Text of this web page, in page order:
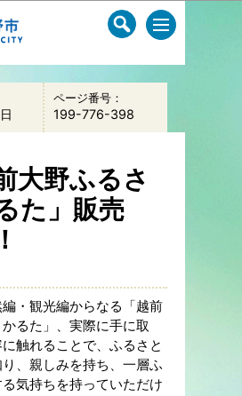
ージの本文へ移動
ページ番号：
199-776-398
大野ふるさ
た」販売
・観光編からなる「越前
るた」、実際に手に取
触れることで、ふるさと
、親しみを持ち、一層ふ
気持ちを持っていただけ